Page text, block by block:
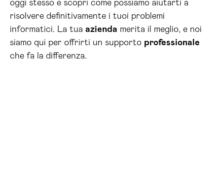
oggi stesso e scopri come possiamo aiutarti a
risolvere definitivamente i tuoi problemi
informatici. La tua azienda merita il meglio, e noi
siamo qui per offrirti un supporto professionale
che fa la differenza.